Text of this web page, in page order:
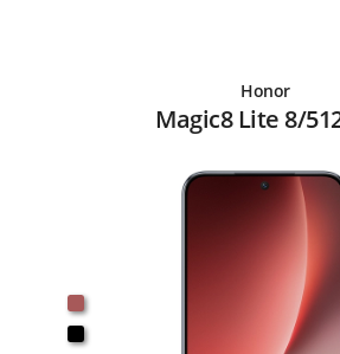
Honor
Magic8 Lite 8/